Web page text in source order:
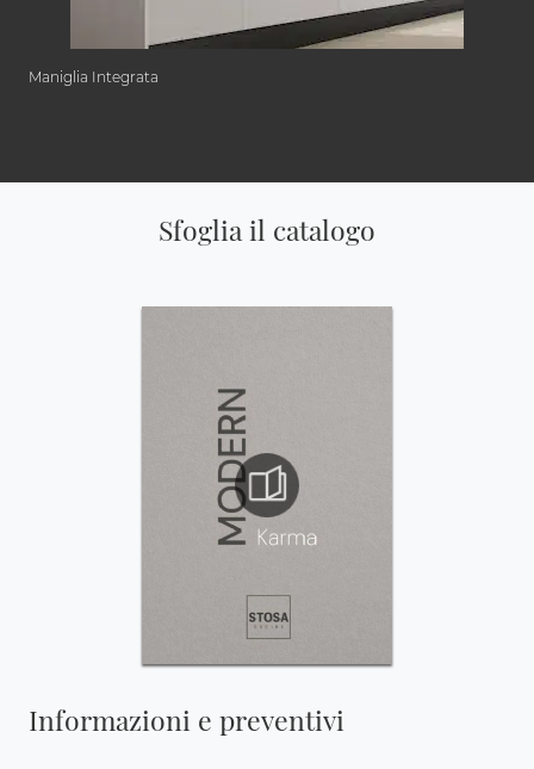
Maniglia Integrata
Sfoglia il catalogo
Informazioni e preventivi